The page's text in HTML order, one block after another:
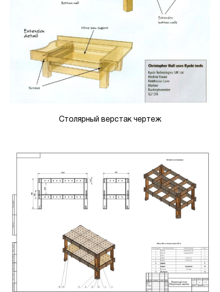
Столярный верстак чертеж